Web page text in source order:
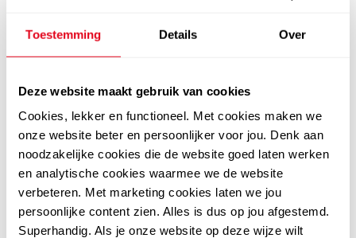
Toestemming Details Over
Deze website maakt gebruik van cookies
Cookies, lekker en functioneel. Met cookies maken we
onze website beter en persoonlijker voor jou. Denk aan
noodzakelijke cookies die de website goed laten werken
en analytische cookies waarmee we de website
verbeteren. Met marketing cookies laten we jou
persoonlijke content zien. Alles is dus op jou afgestemd.
Superhandig. Als je onze website op deze wijze wilt